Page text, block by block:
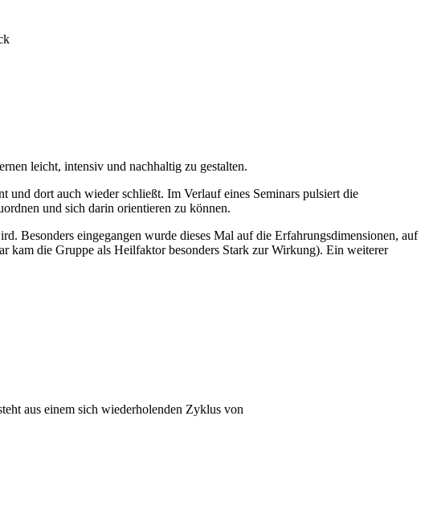
leicht, intensiv und nachhaltig zu gestalten.
dort auch wieder schließt. Im Verlauf eines Seminars pulsiert die
und sich darin orientieren zu können.
Besonders eingegangen wurde dieses Mal auf die Erfahrungsdimensionen, auf
kam die Gruppe als Heilfaktor besonders Stark zur Wirkung). Ein weiterer
aus einem sich wiederholenden Zyklus von